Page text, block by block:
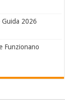
Guida 2026
Funzionano